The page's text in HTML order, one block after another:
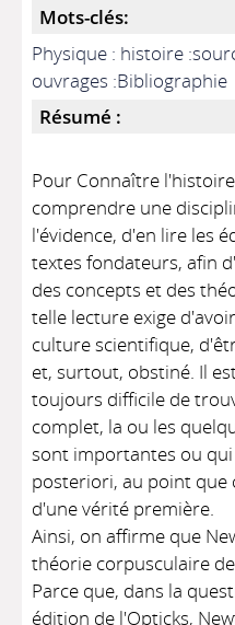
Mots-clés:
Physique : histoire
ouvrages :Bibliographie
Résumé :
Pour Connaître
comprendre une
l'évidence, d'en lire les
textes fondateurs, afin
des concepts et des
telle lecture exige
culture scientifique,
et, surtout, obstiné. Il
toujours difficile de
complet, la ou les
sont importantes ou
posteriori, au point que
d'une vérité première.
Ainsi, on affirme que
théorie corpusculaire
Parce que, dans la
édition de l'Opticks,